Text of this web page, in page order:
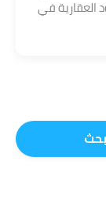
العقارية في